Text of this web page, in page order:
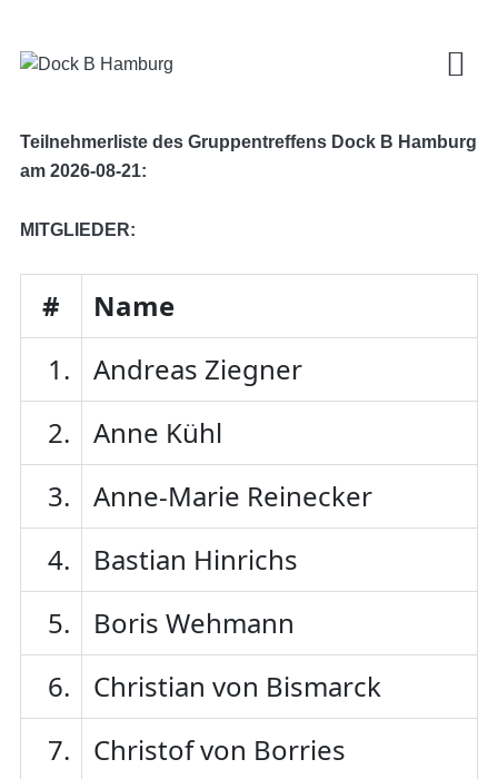
Teilnehmerliste des Gruppentreffens Dock B Hamburg
am 2026-08-21:
MITGLIEDER:
#
Name
1.
Andreas Ziegner
2.
Anne Kühl
3.
Anne-Marie Reinecker
4.
Bastian Hinrichs
5.
Boris Wehmann
6.
Christian von Bismarck
7.
Christof von Borries